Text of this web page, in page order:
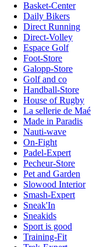
Basket-Center
Daily Bikers
Direct Running
Direct-Volley
Espace Golf
Foot-Store
Galopp-Store
Golf and co
Handball-Store
House of Rugby
La sellerie de Maé
Made in Paradis
Nauti-wave
On-Fight
Padel-Expert
Pecheur-Store
Pet and Garden
Slowood Interior
Smash-Expert
Sneak'In
Sneakids
Sport is good
Training-Fit